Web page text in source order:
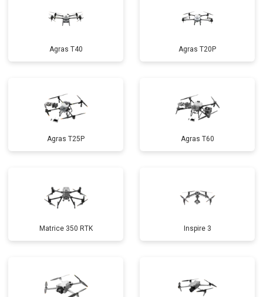
Agras T40 Agras T20P
Agras T25P Agras T60
Matrice 350 RTK Inspire 3